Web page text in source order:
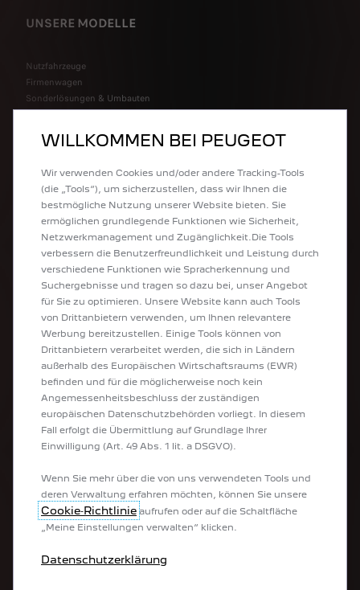
UNSERE MODELLE
Nutzfahrzeuge
Firmenwagen
Sonderlösungen & Umbauten
Elektroautos
Kombis
Limousinen
Kleinwagen
Peugeot Sport Engineered
NÜTZLICHE LINKS
Kostenlose Fahrzeugbewertung
Neuwagen konfigurieren
Angebot anfordern
Probefahrt vereinbaren
Broschüren & Preislisten
Übereinstimmungsbescheinigung
Aufladen
Reichweite
PEUGEOT SERVICE
Werkstatttermin online vereinbaren
Pannenhilfe PEUGEOT Assistance
PEUGEOT Services Store
WILLKOMMEN BEI PEUGEOT
Wir verwenden Cookies und/oder andere Tracking-Tools
(die „Tools“), um sicherzustellen, dass wir Ihnen die
bestmögliche Nutzung unserer Website bieten. Sie
ermöglichen grundlegende Funktionen wie Sicherheit,
Netzwerkmanagement und Zugänglichkeit.Die Tools
verbessern die Benutzerfreundlichkeit und Leistung durch
verschiedene Funktionen wie Spracherkennung und
Suchergebnisse und tragen so dazu bei, unser Angebot
für Sie zu optimieren. Unsere Website kann auch Tools
von Drittanbietern verwenden, um Ihnen relevantere
Werbung bereitzustellen. Einige Tools können von
Drittanbietern verarbeitet werden, die sich in Ländern
außerhalb des Europäischen Wirtschaftsraums (EWR)
befinden und für die möglicherweise noch kein
Angemessenheitsbeschluss der zuständigen
europäischen Datenschutzbehörden vorliegt. In diesem
Fall erfolgt die Übermittlung auf Grundlage Ihrer
Einwilligung (Art. 49 Abs. 1 lit. a DSGVO).
Wenn Sie mehr über die von uns verwendeten Tools und
deren Verwaltung erfahren möchten, können Sie unsere
Cookie‑Richtlinie aufrufen oder auf die Schaltfläche
„Meine Einstellungen verwalten“ klicken.
Datenschutzerklärung